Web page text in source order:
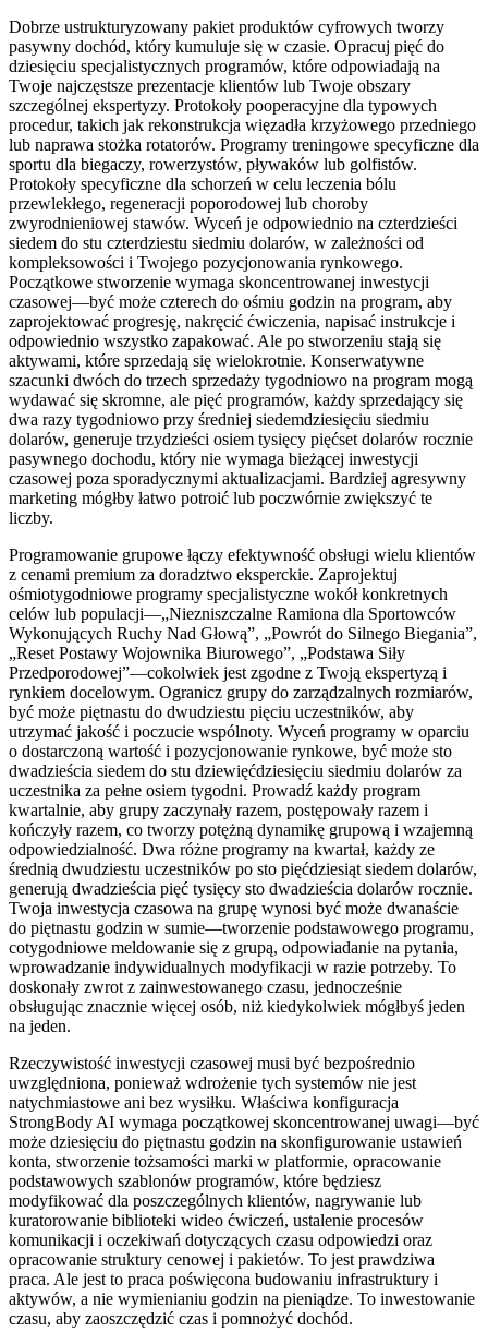
Dobrze ustrukturyzowany pakiet produktów cyfrowych tworzy
pasywny dochód, który kumuluje się w czasie. Opracuj pięć do
dziesięciu specjalistycznych programów, które odpowiadają na
Twoje najczęstsze prezentacje klientów lub Twoje obszary
szczególnej ekspertyzy. Protokoły pooperacyjne dla typowych
procedur, takich jak rekonstrukcja więzadła krzyżowego przedniego
lub naprawa stożka rotatorów. Programy treningowe specyficzne dla
sportu dla biegaczy, rowerzystów, pływaków lub golfistów.
Protokoły specyficzne dla schorzeń w celu leczenia bólu
przewlekłego, regeneracji poporodowej lub choroby
zwyrodnieniowej stawów. Wyceń je odpowiednio na czterdzieści
siedem do stu czterdziestu siedmiu dolarów, w zależności od
kompleksowości i Twojego pozycjonowania rynkowego.
Początkowe stworzenie wymaga skoncentrowanej inwestycji
czasowej—być może czterech do ośmiu godzin na program, aby
zaprojektować progresję, nakręcić ćwiczenia, napisać instrukcje i
odpowiednio wszystko zapakować. Ale po stworzeniu stają się
aktywami, które sprzedają się wielokrotnie. Konserwatywne
szacunki dwóch do trzech sprzedaży tygodniowo na program mogą
wydawać się skromne, ale pięć programów, każdy sprzedający się
dwa razy tygodniowo przy średniej siedemdziesięciu siedmiu
dolarów, generuje trzydzieści osiem tysięcy pięćset dolarów rocznie
pasywnego dochodu, który nie wymaga bieżącej inwestycji
czasowej poza sporadycznymi aktualizacjami. Bardziej agresywny
marketing mógłby łatwo potroić lub poczwórnie zwiększyć te
liczby.
Programowanie grupowe łączy efektywność obsługi wielu klientów
z cenami premium za doradztwo eksperckie. Zaprojektuj
ośmiotygodniowe programy specjalistyczne wokół konkretnych
celów lub populacji—„Niezniszczalne Ramiona dla Sportowców
Wykonujących Ruchy Nad Głową”, „Powrót do Silnego Biegania”,
„Reset Postawy Wojownika Biurowego”, „Podstawa Siły
Przedporodowej”—cokolwiek jest zgodne z Twoją ekspertyzą i
rynkiem docelowym. Ogranicz grupy do zarządzalnych rozmiarów,
być może piętnastu do dwudziestu pięciu uczestników, aby
utrzymać jakość i poczucie wspólnoty. Wyceń programy w oparciu
o dostarczoną wartość i pozycjonowanie rynkowe, być może sto
dwadzieścia siedem do stu dziewięćdziesięciu siedmiu dolarów za
uczestnika za pełne osiem tygodni. Prowadź każdy program
kwartalnie, aby grupy zaczynały razem, postępowały razem i
kończyły razem, co tworzy potężną dynamikę grupową i wzajemną
odpowiedzialność. Dwa różne programy na kwartał, każdy ze
średnią dwudziestu uczestników po sto pięćdziesiąt siedem dolarów,
generują dwadzieścia pięć tysięcy sto dwadzieścia dolarów rocznie.
Twoja inwestycja czasowa na grupę wynosi być może dwanaście
do piętnastu godzin w sumie—tworzenie podstawowego programu,
cotygodniowe meldowanie się z grupą, odpowiadanie na pytania,
wprowadzanie indywidualnych modyfikacji w razie potrzeby. To
doskonały zwrot z zainwestowanego czasu, jednocześnie
obsługując znacznie więcej osób, niż kiedykolwiek mógłbyś jeden
na jeden.
Rzeczywistość inwestycji czasowej musi być bezpośrednio
uwzględniona, ponieważ wdrożenie tych systemów nie jest
natychmiastowe ani bez wysiłku. Właściwa konfiguracja
StrongBody AI wymaga początkowej skoncentrowanej uwagi—być
może dziesięciu do piętnastu godzin na skonfigurowanie ustawień
konta, stworzenie tożsamości marki w platformie, opracowanie
podstawowych szablonów programów, które będziesz
modyfikować dla poszczególnych klientów, nagrywanie lub
kuratorowanie biblioteki wideo ćwiczeń, ustalenie procesów
komunikacji i oczekiwań dotyczących czasu odpowiedzi oraz
opracowanie struktury cenowej i pakietów. To jest prawdziwa
praca. Ale jest to praca poświęcona budowaniu infrastruktury i
aktywów, a nie wymienianiu godzin na pieniądze. To inwestowanie
czasu, aby zaoszczędzić czas i pomnożyć dochód.